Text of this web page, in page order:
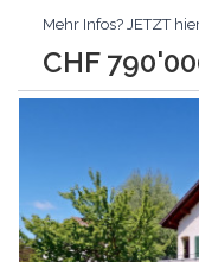
CHF
Mehr Infos? JETZT